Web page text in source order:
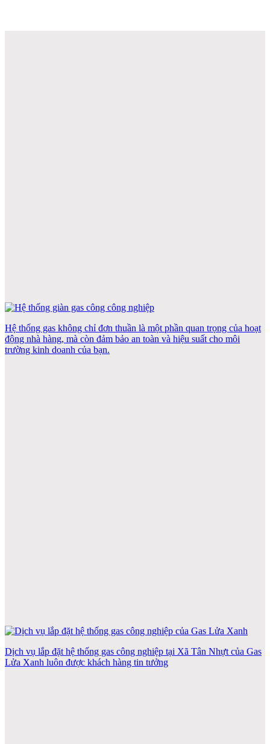
Hệ thống gas không chỉ đơn thuần là một phần quan trọng của hoạt
động nhà hàng, mà còn đảm bảo an toàn và hiệu suất cho môi
trường kinh doanh của bạn.
Dịch vụ lắp đặt hệ thống gas công nghiệp tại Xã Tân Nhựt của Gas
Lửa Xanh luôn được khách hàng tin tưởng